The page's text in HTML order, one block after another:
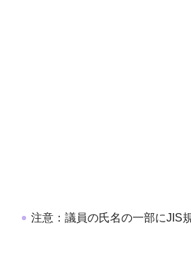
注意：議員の氏名の一部にJIS